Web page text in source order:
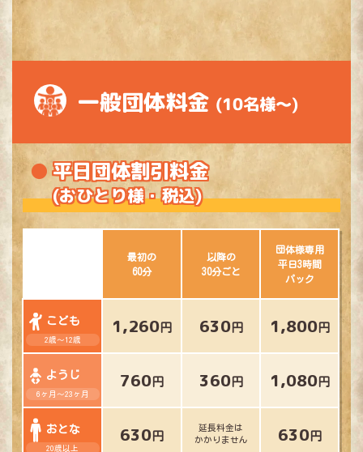
一般団体料金 (10名様～)
平日団体割引料金
(おひとり様・税込)
最初の
60分
以降の
30分ごと
団体様専用
平日3時間
パック
こども
2歳～12歳
1,260 円 630円 1,800円
ようじ
6ヶ月～23ヶ月
760 円 360円 1,080円
おとな
20歳以上
630 円
延長料金は
かかりません
630円